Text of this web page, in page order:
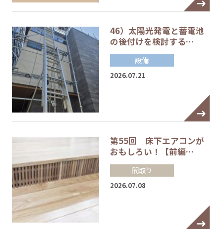
46）太陽光発電と蓄電池
の後付けを検討する…
設備
2026.07.21
第55回 床下エアコンが
おもしろい！【前編…
間取り
2026.07.08